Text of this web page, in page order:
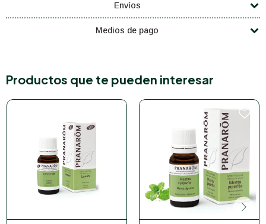
Envíos
Medios de pago
Productos que te pueden interesar